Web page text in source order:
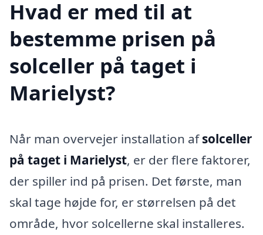
Hvad er med til at
bestemme prisen på
solceller på taget i
Marielyst?
Når man overvejer installation afsolceller
på taget i Marielyst, er der flere faktorer,
der spiller ind på prisen. Det første, man
skal tage højde for, er størrelsen på det
område, hvor solcellerne skal installeres.